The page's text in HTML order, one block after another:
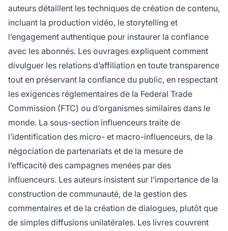
auteurs détaillent les techniques de création de contenu,
incluant la production vidéo, le storytelling et
l’engagement authentique pour instaurer la confiance
avec les abonnés. Les ouvrages expliquent comment
divulguer les relations d’affiliation en toute transparence
tout en préservant la confiance du public, en respectant
les exigences réglementaires de la Federal Trade
Commission (FTC) ou d’organismes similaires dans le
monde. La sous-section influenceurs traite de
l’identification des micro- et macro-influenceurs, de la
négociation de partenariats et de la mesure de
l’efficacité des campagnes menées par des
influenceurs. Les auteurs insistent sur l’importance de la
construction de communauté, de la gestion des
commentaires et de la création de dialogues, plutôt que
de simples diffusions unilatérales. Les livres couvrent